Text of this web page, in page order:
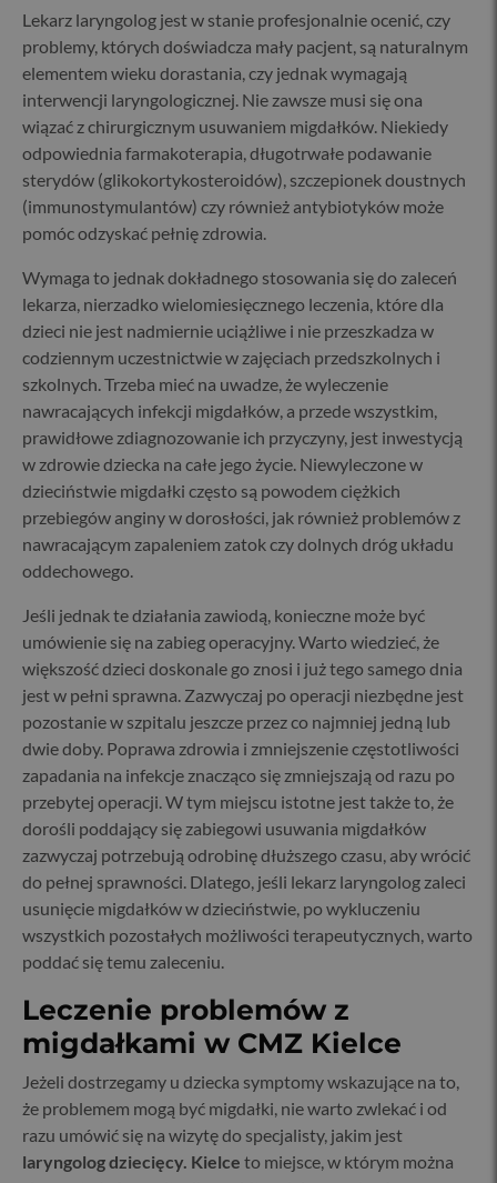
Lekarz laryngolog jest w stanie profesjonalnie ocenić, czy
problemy, których doświadcza mały pacjent, są naturalnym
elementem wieku dorastania, czy jednak wymagają
interwencji laryngologicznej. Nie zawsze musi się ona
wiązać z chirurgicznym usuwaniem migdałków. Niekiedy
odpowiednia farmakoterapia, długotrwałe podawanie
sterydów (glikokortykosteroidów), szczepionek doustnych
(immunostymulantów) czy również antybiotyków może
pomóc odzyskać pełnię zdrowia.
Wymaga to jednak dokładnego stosowania się do zaleceń
lekarza, nierzadko wielomiesięcznego leczenia, które dla
dzieci nie jest nadmiernie uciążliwe i nie przeszkadza w
codziennym uczestnictwie w zajęciach przedszkolnych i
szkolnych. Trzeba mieć na uwadze, że wyleczenie
nawracających infekcji migdałków, a przede wszystkim,
prawidłowe zdiagnozowanie ich przyczyny, jest inwestycją
w zdrowie dziecka na całe jego życie. Niewyleczone w
dzieciństwie migdałki często są powodem ciężkich
przebiegów anginy w dorosłości, jak również problemów z
nawracającym zapaleniem zatok czy dolnych dróg układu
oddechowego.
Jeśli jednak te działania zawiodą, konieczne może być
umówienie się na zabieg operacyjny. Warto wiedzieć, że
większość dzieci doskonale go znosi i już tego samego dnia
jest w pełni sprawna. Zazwyczaj po operacji niezbędne jest
pozostanie w szpitalu jeszcze przez co najmniej jedną lub
dwie doby. Poprawa zdrowia i zmniejszenie częstotliwości
zapadania na infekcje znacząco się zmniejszają od razu po
przebytej operacji. W tym miejscu istotne jest także to, że
dorośli poddający się zabiegowi usuwania migdałków
zazwyczaj potrzebują odrobinę dłuższego czasu, aby wrócić
do pełnej sprawności. Dlatego, jeśli lekarz laryngolog zaleci
usunięcie migdałków w dzieciństwie, po wykluczeniu
wszystkich pozostałych możliwości terapeutycznych, warto
poddać się temu zaleceniu.
Leczenie problemów z
migdałkami w CMZ Kielce
Jeżeli dostrzegamy u dziecka symptomy wskazujące na to,
że problemem mogą być migdałki, nie warto zwlekać i od
razu umówić się na wizytę do specjalisty, jakim jest
laryngolog dziecięcy. Kielce to miejsce, w którym można